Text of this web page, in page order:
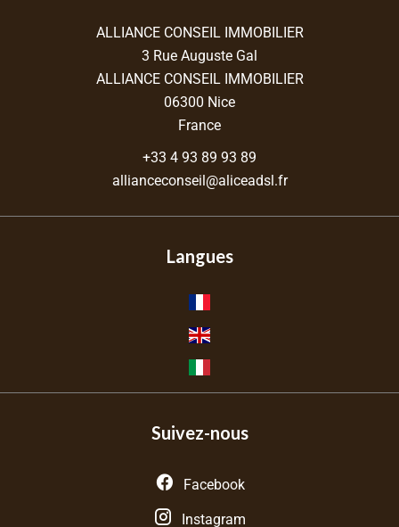
ALLIANCE CONSEIL IMMOBILIER
3 Rue Auguste Gal
ALLIANCE CONSEIL IMMOBILIER
06300 Nice
France
+33 4 93 89 93 89
allianceconseil@aliceadsl.fr
Langues
Suivez-nous
Facebook
Instagram